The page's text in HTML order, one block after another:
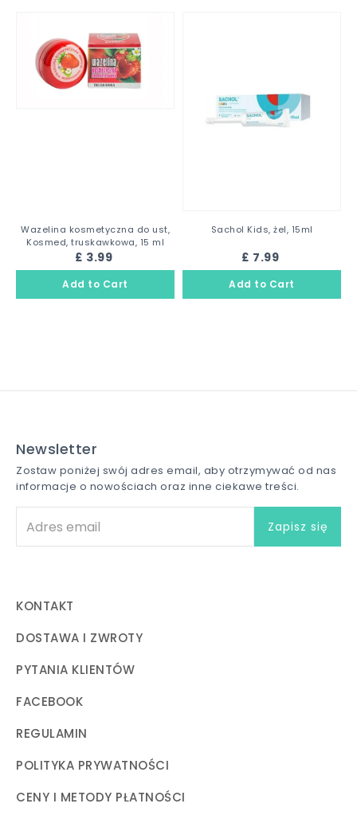
Wazelina kosmetyczna do ust,
Kosmed, truskawkowa, 15 ml
£ 3.99
Sachol Kids, żel, 15ml
£ 7.99
Newsletter
Zostaw poniżej swój adres email, aby otrzymywać od nas
informacje o nowościach oraz inne ciekawe treści.
KONTAKT
DOSTAWA I ZWROTY
PYTANIA KLIENTÓW
FACEBOOK
REGULAMIN
POLITYKA PRYWATNOŚCI
CENY I METODY PŁATNOŚCI